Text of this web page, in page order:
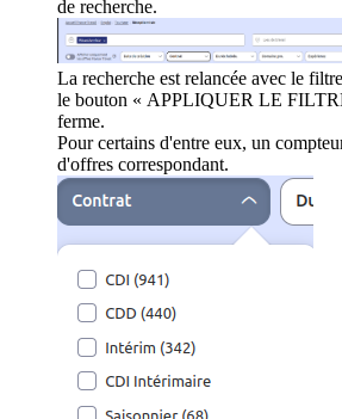
de recherche.
La recherche est relancée avec le
le bouton « APPLIQUER LE
ferme.
Pour certains d'entre eux, un
d'offres correspondant.